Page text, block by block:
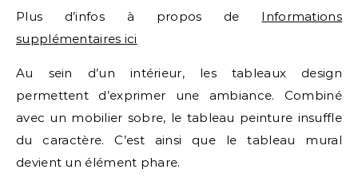
Plus d’infos à propos de Informations
supplémentaires ici
Au sein d’un intérieur, les tableaux design
permettent d’exprimer une ambiance. Combiné
avec un mobilier sobre, le tableau peinture insuffle
du caractère. C’est ainsi que le tableau mural
devient un élément phare.